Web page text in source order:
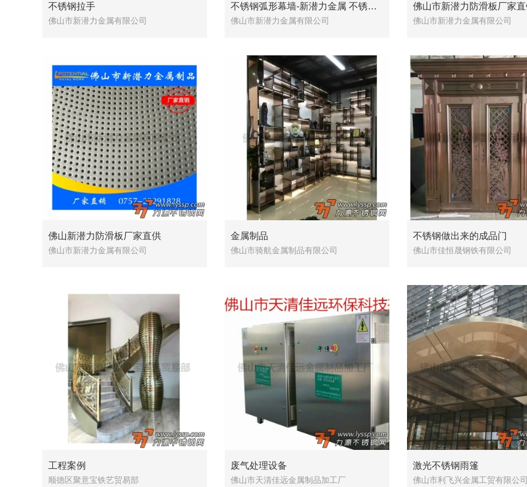
不锈钢拉手
佛山市新潜力金属有限公司
不锈钢弧形幕墙-新潜力金属 不锈钢制品超长6米
佛山市新潜力金属有限公司
佛山市新潜力防滑板厂家
佛山市新潜力金属有限公司
佛山新潜力防滑板厂家直供
佛山市新潜力金属有限公司
金属制品
佛山市骑航金属制品有限公司
不锈钢做出来的成品门
佛山市佳恒晟钢铁有限公司
工程案例
顺德区聚意宝铁艺贸易部
废气处理设备
佛山市天清佳远金属制品加工厂
激光不锈钢雨篷
佛山市利飞兴金属工贸有限公